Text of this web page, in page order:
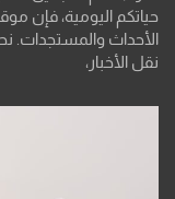
حياتكم اليومية، فإن
الأحداث والمستجدات.
نقل الأخبار،